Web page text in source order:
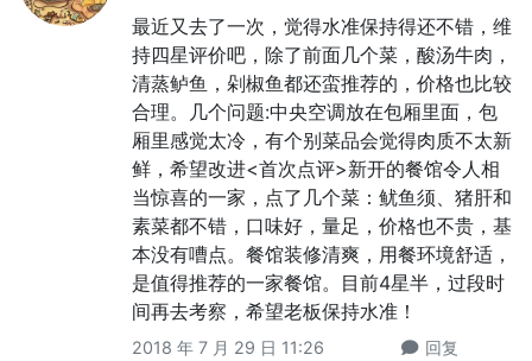
最近又去了一次，觉得水准保持得还不错，维
持四星评价吧，除了前面几个菜，酸汤牛肉，
清蒸鲈鱼，剁椒鱼都还蛮推荐的，价格也比较
合理。几个问题:中央空调放在包厢里面，包
厢里感觉太冷，有个别菜品会觉得肉质不太新
鲜，希望改进<首次点评>新开的餐馆令人相
当惊喜的一家，点了几个菜：鱿鱼须、猪肝和
素菜都不错，口味好，量足，价格也不贵，基
本没有嘈点。餐馆装修清爽，用餐环境舒适，
是值得推荐的一家餐馆。目前4星半，过段时
间再去考察，希望老板保持水准！
2018 年 7 月 29 日 11:26
回复